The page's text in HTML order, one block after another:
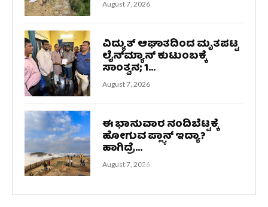
August 7, 2026
ವಿದ್ಯುತ್ ಆಘಾತದಿಂದ ಮೃತಪಟ್ಟ
ಲೈನ್‌ಮ್ಯಾನ್ ಕುಟುಂಬಕ್ಕೆ
ಸಾಂತ್ವನ; 1...
August 7, 2026
ಈ ಭಾನುವಾರ ನಂದಿಬೆಟ್ಟಕ್ಕೆ
ಹೋಗುವ ಪ್ಲ್ಯಾನ್ ಇದ್ಯಾ?
ಹಾಗಿದ್ರೆ...
August 7, 2026